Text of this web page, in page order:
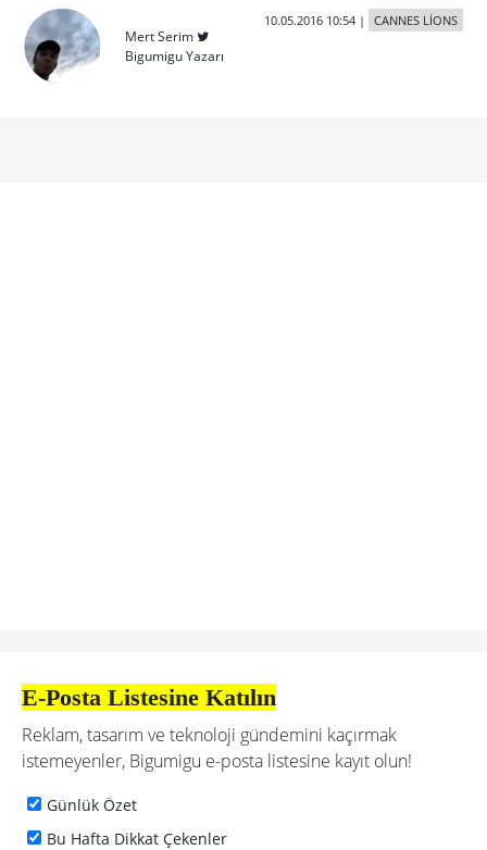
Mert Serim
Bigumigu Yazarı
10.05.2016 10:54| CANNES LİONS
E-Posta Listesine Katılın
Reklam, tasarım ve teknoloji gündemini kaçırmak
istemeyenler, Bigumigu e-posta listesine kayıt olun!
Günlük Özet
Bu Hafta Dikkat Çekenler